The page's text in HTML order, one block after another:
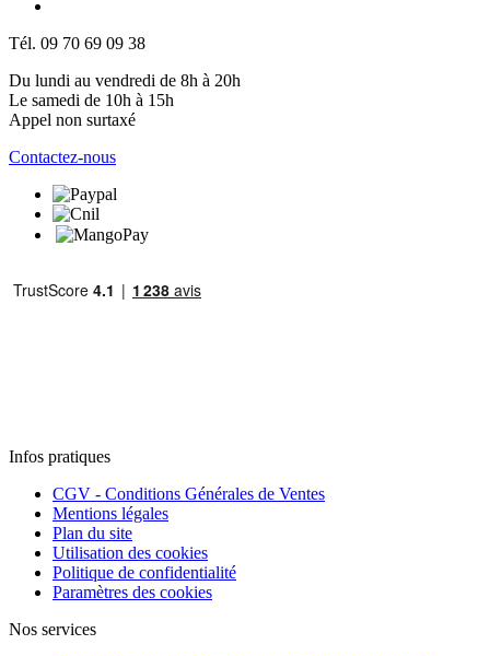
Tél. 09 70 69 09 38
Du lundi au vendredi de 8h à 20h
Le samedi de 10h à 15h
Appel non surtaxé
Contactez-nous
Infos pratiques
CGV - Conditions Générales de Ventes
Mentions légales
Plan du site
Utilisation des cookies
Politique de confidentialité
Paramètres des cookies
Nos services